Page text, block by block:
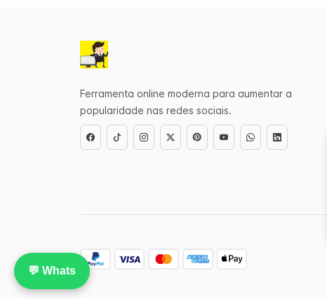
Ferramenta online moderna para aumentar a
popularidade nas redes sociais.
💬 Whats